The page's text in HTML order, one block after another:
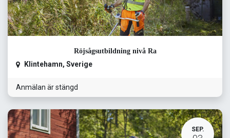
Röjsågsutbildning nivå Ra
Klintehamn, Sverige
Anmälan är stängd
SEP.